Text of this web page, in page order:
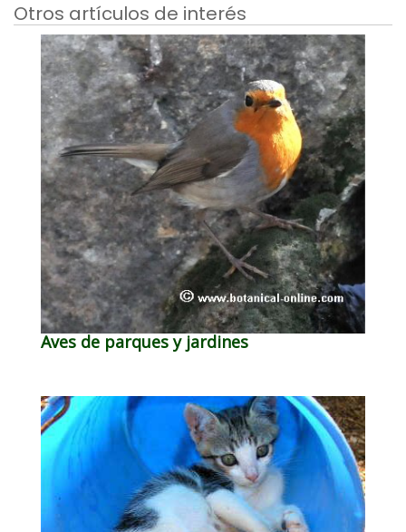
Otros artículos de interés
Aves de parques y jardines